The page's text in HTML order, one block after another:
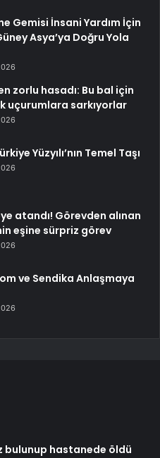
Gemisi İnsani Yardım İçin
Asya’ya Doğru Yola
zorlu hasadı: Bu bal için
uçurumlara sarkıyorlar
Yüzyılı’nın Temel Taşı
atandı! Görevden alınan
eşine sürpriz görev
ve Sendika Anlaşmaya
bulunup hastanede öldü